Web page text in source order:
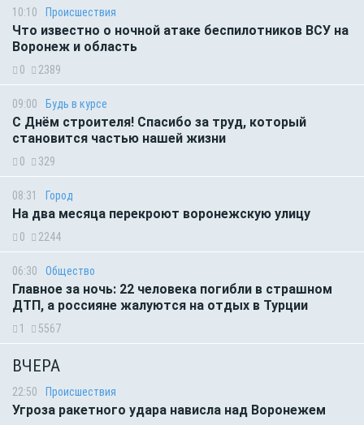
10:10 Происшествия
Что известно о ночной атаке беспилотников ВСУ на
Воронеж и область
0 2389
09:00 Будь в курсе
С Днём строителя! Спасибо за труд, который
становится частью нашей жизни
0 329
08:31 Город
На два месяца перекроют воронежскую улицу
0 2244
06:30 Общество
Главное за ночь: 22 человека погибли в страшном
ДТП, а россияне жалуются на отдых в Турции
1 5567
ВЧЕРА
22:50 Происшествия
Угроза ракетного удара нависла над Воронежем